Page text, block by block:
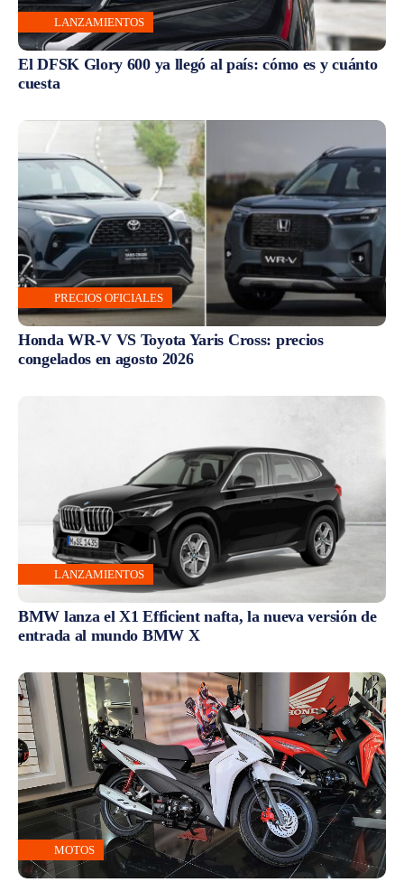
LANZAMIENTOS
El DFSK Glory 600 ya llegó al país: cómo es y cuánto
cuesta
PRECIOS OFICIALES
Honda WR-V VS Toyota Yaris Cross: precios
congelados en agosto 2026
LANZAMIENTOS
BMW lanza el X1 Efficient nafta, la nueva versión de
entrada al mundo BMW X
MOTOS